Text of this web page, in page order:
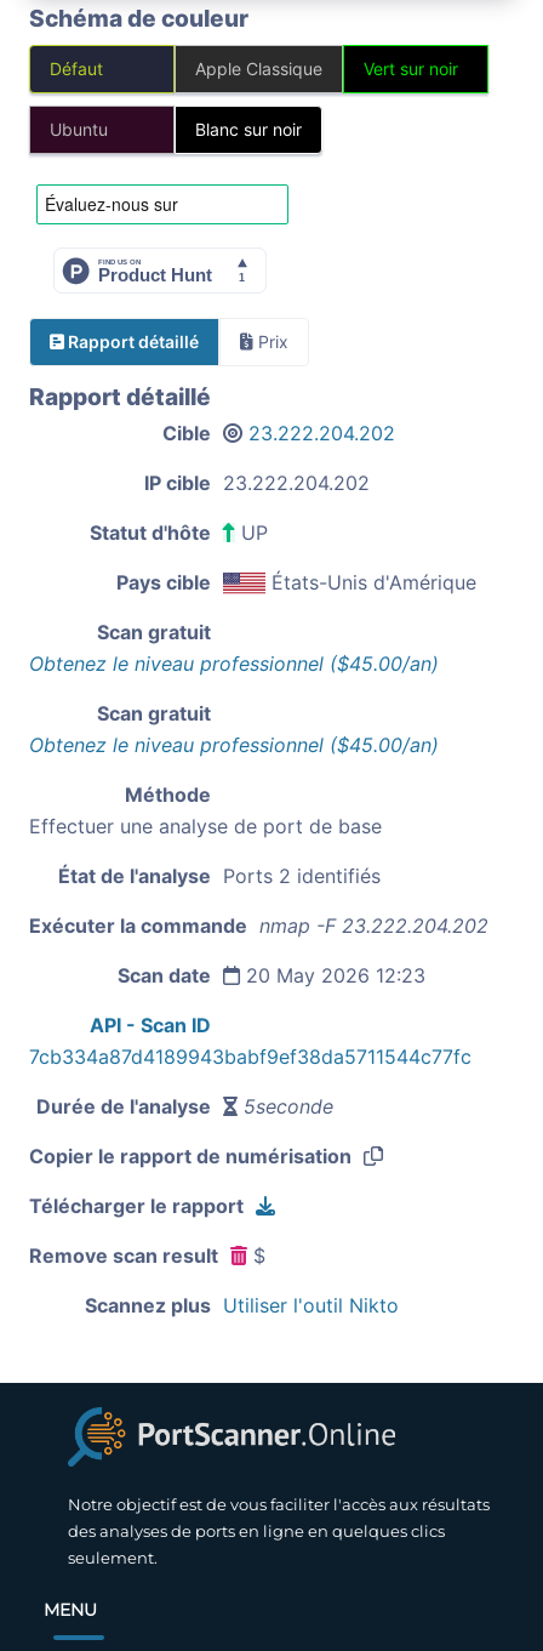
Schéma de couleur
Défaut Apple Classique Vert sur noir
Ubuntu Blanc sur noir
Rapport détaillé Prix
Rapport détaillé
Cible 23.222.204.202
IP cible 23.222.204.202
Statut d'hôte UP
Pays cible États-Unis d'Amérique
Scan gratuit
Obtenez le niveau professionnel ($45.00/an)
Scan gratuit
Obtenez le niveau professionnel ($45.00/an)
Méthode
Effectuer une analyse de port de base
État de l'analyse Ports 2 identifiés
Exécuter la commande nmap -F 23.222.204.202
Scan date 20 May 2026 12:23
API - Scan ID
7cb334a87d4189943babf9ef38da5711544c77fc
Durée de l'analyse 5seconde
Copier le rapport de numérisation
Télécharger le rapport
Remove scan result $
Scannez plus Utiliser l'outil Nikto
Notre objectif est de vous faciliter l'accès aux résultats
des analyses de ports en ligne en quelques clics
seulement.
MENU